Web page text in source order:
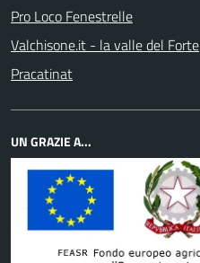
Pro Loco Fenestrelle
Valchisone.it - la valle del Forte
Pracatinat
UN GRAZIE A...